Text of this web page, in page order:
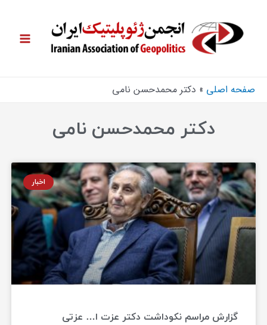
صفحه اصلی دکتر محمدحسن نامی
دکتر محمدحسن نامی
اخبار
گزارش مراسم نکوداشت دکتر عزت ا… عزتی